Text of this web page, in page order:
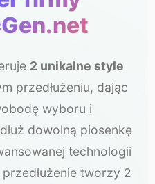
2 unikalne style
przedłużeniu, dając
wyboru i
dowolną piosenkę
technologii
przedłużenie tworzy 2